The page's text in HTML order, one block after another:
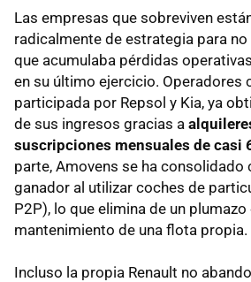
Las empresas que sobreviven
radicalmente de estrategia para
que acumulaba pérdidas
en su último ejercicio. Operadores
participada por Repsol y Kia, ya
de sus ingresos gracias a
suscripciones mensuales de casi
parte, Amovens se ha consolidado
ganador al utilizar coches de
P2P), lo que elimina de un
mantenimiento de una flota propia.
Incluso la propia Renault no